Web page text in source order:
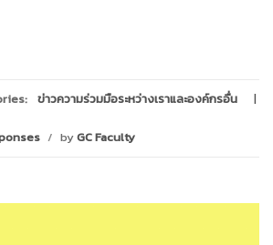
ข่าวความร่วมมือระหว่างเราและองค์กรอื่น
/ byGC Faculty